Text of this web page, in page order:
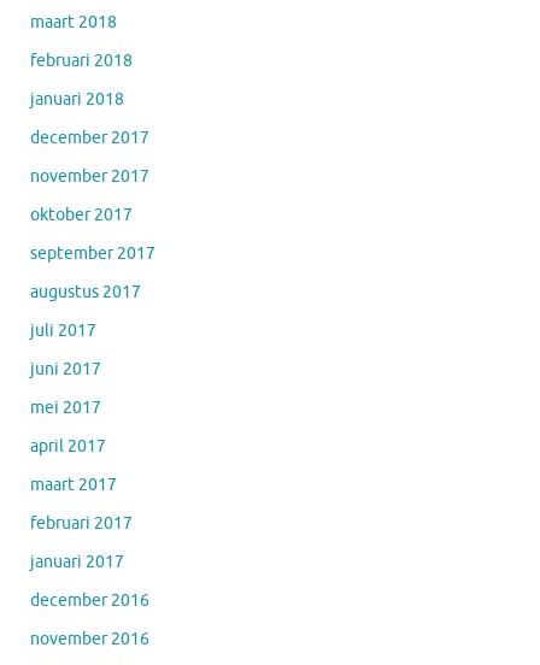
maart 2018
februari 2018
januari 2018
december 2017
november 2017
oktober 2017
september 2017
augustus 2017
juli 2017
juni 2017
mei 2017
april 2017
maart 2017
februari 2017
januari 2017
december 2016
november 2016